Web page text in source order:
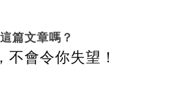
篇文章嗎？
不會令你失望！